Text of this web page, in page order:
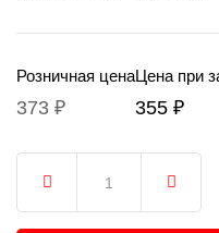
Розничная цена
373 ₽
Цена при
355 ₽